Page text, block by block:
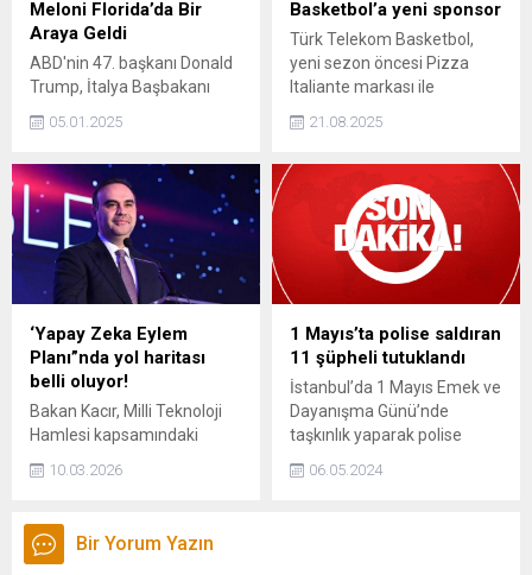
Meloni Florida’da Bir
Araya Geldi
ABD'nin 47. başkanı Donald
Trump, İtalya Başbakanı
Florida'daki Mar-a-Lago
geldi. İkili, birlikte belgesel
izleyip akşam yemeği yedi.
05.01.2025
Basketbol’a yeni sponsor
Türk Telekom Basketbol,
yeni sezon öncesi Pizza
Italiante markası ile
imzaladı.
21.08.2025
‘Yapay Zeka Eylem
Planı”nda yol haritası
belli oluyor!
Bakan Kacır, Milli Teknoloji
Hamlesi kapsamındaki
paydaş görüşlerinin
Türkiye'yi yapay zekâda
tasarlayan, üreten ve
10.03.2026
1 Mayıs’ta polise saldıran
11 şüpheli tutuklandı
İstanbul’da 1 Mayıs Emek ve
Dayanışma Günü’nde
taşkınlık yaparak polise
belirlenen 11 şüpheli daha
06.05.2024
Bir Yorum Yazın